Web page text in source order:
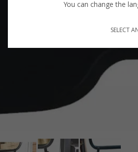
You can change the
SELECT